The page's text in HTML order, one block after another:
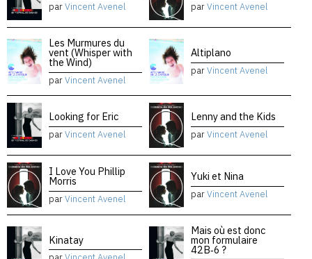
parVincent Avenel parVincent Avenel
Les Murmures du
vent (Whisper with
the Wind)
parVincent Avenel
Altiplano
parVincent Avenel
Looking for Eric
parVincent Avenel
Lenny and the Kids
parVincent Avenel
I Love You Phillip
Morris
parVincent Avenel
Yuki et Nina
parVincent Avenel
Kinatay
Mais où est donc
mon formulaire
42B‑6 ?